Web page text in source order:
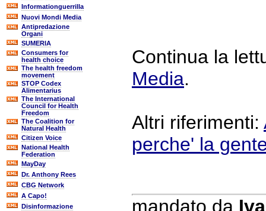
Informationguerrilla
Nuovi Mondi Media
Antipredazione
Organi
SUMERIA
Consumers for
health choice
The health freedom
movement
STOP Codex
Alimentarius
The International
Council for Health
Freedom
The Coalition for
Natural Health
Citizen Voice
National Health
Federation
MayDay
Dr. Anthony Rees
CBG Network
A Capo!
Disinformazione
Continua la
Media.
Altri riferimenti:
perche' la
mandato da